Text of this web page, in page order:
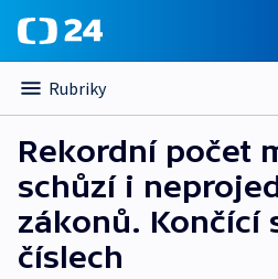
Rubriky
Rekordní počet
schůzí i
zákonů. Končící
číslech